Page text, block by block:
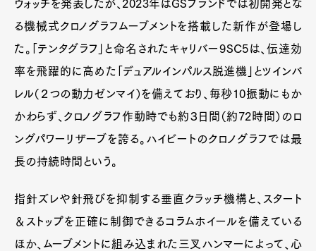
ウォッチを発表したが、2023年はGSブランドでは初開発とな
る機械式クロノグラフムーブメントを搭載した新作が登場し
た。「テンタグラフ」と命名されたキャリバー9SC5は、伝達効
率を飛躍的に高めた「デュアルインパルス脱進機」とツインバ
レル（２つの動力ゼンマイ）を備えており、毎秒10振動にもか
かわらず、クロノグラフ作動時でも約３日間（約72時間）のロ
ングパワーリザーブを誇る。ハイビートのクロノグラフでは最
長の持続時間という。
指針ズレや針飛びを抑制する垂直クラッチ機構と、スタート
＆ストップを正確に制御できるコラムホイールを備えている
ほか、ムーブメントに組み込まれた三叉ハンマーによって、心